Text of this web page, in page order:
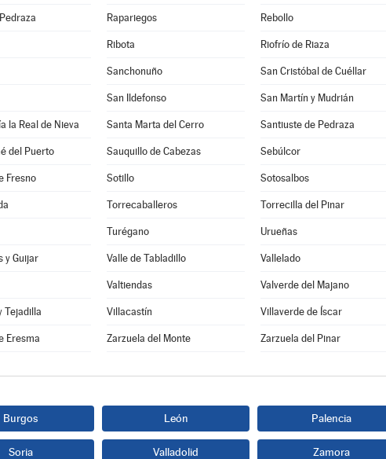
Rapariegos Rebollo
Ribota Riofrío de Riaza
Sanchonuño San Cristóbal de Cuéllar
San Ildefonso San Martín y Mudrián
la Real de Nieva Santa Marta del Cerro Santiuste de Pedraza
del Puerto Sauquillo de Cabezas Sebúlcor
Fresno Sotillo Sotosalbos
Torrecaballeros Torrecilla del Pinar
Turégano Urueñas
y Guijar Valle de Tabladillo Vallelado
Valtiendas Valverde del Majano
Tejadilla Villacastín Villaverde de Íscar
Eresma Zarzuela del Monte Zarzuela del Pinar
Burgos León Palencia
Soria Valladolid Zamora